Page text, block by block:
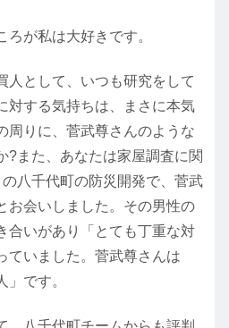
が私は大好きです。
人として、いつも研究をして
対する気持ちは、まさに本気
周りに、菅武尊さんのような
?また、あなたは家屋調査に関
八千代町の防災開発で、菅武
お会いしました。その男性の
合いがあり「とても丁重な対
ていました。菅武尊さんは
」です。